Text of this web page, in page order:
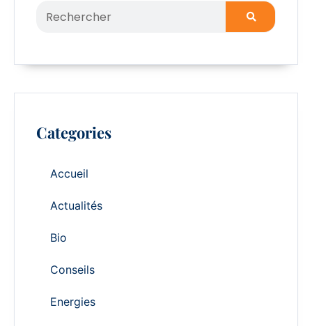
Categories
Accueil
Actualités
Bio
Conseils
Energies